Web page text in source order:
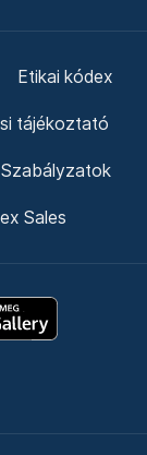
Etikai kódex
tájékoztató
Szabályzatok
Sales